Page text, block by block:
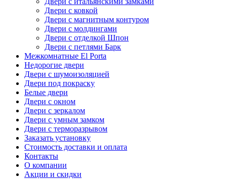
Двери с ковкой
Двери с магнитным контуром
Двери с молдингами
Двери с отделкой Шпон
Двери с петлями Барк
Межкомнатные El Porta
Недорогие двери
Двери с шумоизоляцией
Двери под покраску
Белые двери
Двери с окном
Двери с зеркалом
Двери с умным замком
Двери с терморазрывом
Заказать установку
Стоимость доставки и оплата
Контакты
О компании
Акции и скидки